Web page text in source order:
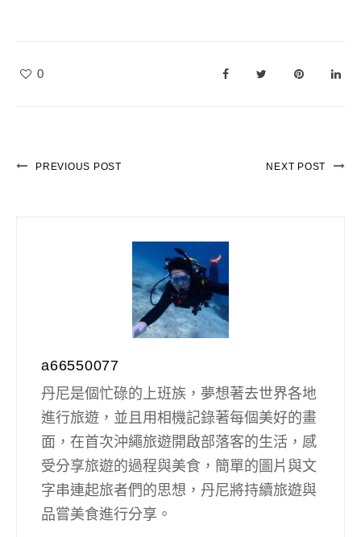
0
PREVIOUS POST NEXT POST
a66550077
丹尼是個忙碌的上班族，夢想著去世界各地
進行旅遊，並且用相機記錄著每個美好的畫
面，在首次沖繩旅遊開啟部落客的生活，感
受分享旅遊的過程與美食，簡單的圖片與文
字串連起旅者們的思想，丹尼將持續旅遊與
品嘗美食進行分享。